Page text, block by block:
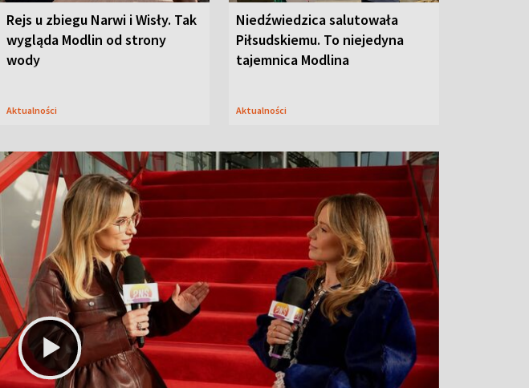
Rejs u zbiegu Narwi i Wisły. Tak
wygląda Modlin od strony
wody
Aktualności
Niedźwiedzica salutowała
Piłsudskiemu. To niejedyna
tajemnica Modlina
Aktualności